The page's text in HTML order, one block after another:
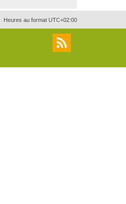
Heures au format UTC+02:00